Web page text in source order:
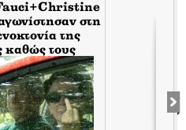
στη
της
καθώς τους
deep state.
υψώνει το
φωτορεπόρτερ